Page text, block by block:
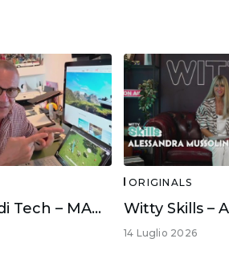
Ho voglia di Tech – MAMMOTION LUBA 3 AWD
ORIGINALS
14 Luglio 2026